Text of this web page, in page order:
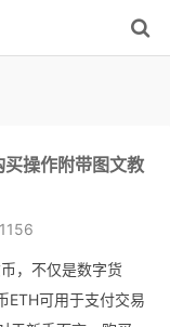
操作附带图文教
1156
，不仅是数字货
ETH可用于支付交易